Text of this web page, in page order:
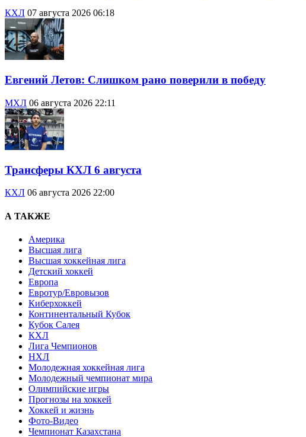
КХЛ 07 августа 2026 06:18
Евгений Летов: Слишком рано поверили в победу
МХЛ 06 августа 2026 22:11
Трансферы КХЛ 6 августа
КХЛ 06 августа 2026 22:00
А ТАКЖЕ
Америка
Высшая лига
Высшая хоккейная лига
Детский хоккей
Европа
Евротур/Евровызов
Киберхоккей
Континентальный Кубок
Кубок Салея
КХЛ
Лига Чемпионов
НХЛ
Молодежная хоккейная лига
Молодежный чемпионат мира
Олимпийские игры
Прогнозы на хоккей
Хоккей и жизнь
Фото-Видео
Чемпионат Казахстана